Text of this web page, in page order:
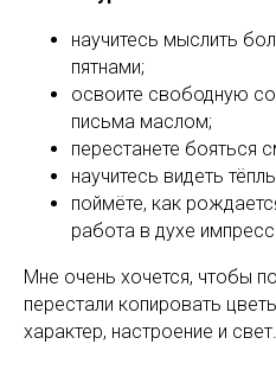
научитесь мыслить
пятнами;
освоите свободную
письма маслом;
перестанете бояться
научитесь видеть
поймёте, как
работа в духе
Мне очень хочется, чтобы
перестали копировать
характер, настроение и свет.